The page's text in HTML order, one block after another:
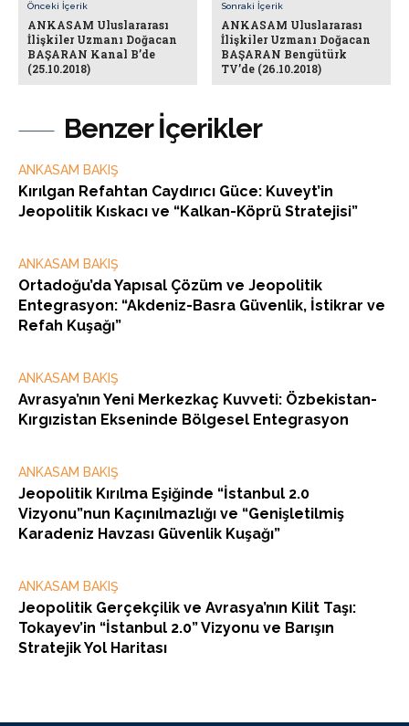
Benzer İçerikler
ANKASAM BAKIŞ
Kırılgan Refahtan Caydırıcı Güce: Kuveyt’in
Jeopolitik Kıskacı ve “Kalkan-Köprü Stratejisi”
ANKASAM BAKIŞ
Ortadoğu’da Yapısal Çözüm ve Jeopolitik
Entegrasyon: “Akdeniz-Basra Güvenlik, İstikrar ve
Refah Kuşağı”
ANKASAM BAKIŞ
Avrasya’nın Yeni Merkezkaç Kuvveti: Özbekistan-
Kırgızistan Ekseninde Bölgesel Entegrasyon
ANKASAM BAKIŞ
Jeopolitik Kırılma Eşiğinde “İstanbul 2.0
Vizyonu”nun Kaçınılmazlığı ve “Genişletilmiş
Karadeniz Havzası Güvenlik Kuşağı”
ANKASAM BAKIŞ
Jeopolitik Gerçekçilik ve Avrasya’nın Kilit Taşı:
Tokayev’in “İstanbul 2.0” Vizyonu ve Barışın
Stratejik Yol Haritası
Önceki İçerik
ANKASAM Uluslararası
İlişkiler Uzmanı Doğacan
BAŞARAN Kanal B’de
(25.10.2018)
Sonraki İçerik
ANKASAM Uluslararası
İlişkiler Uzmanı Doğacan
BAŞARAN Bengütürk
TV’de (26.10.2018)